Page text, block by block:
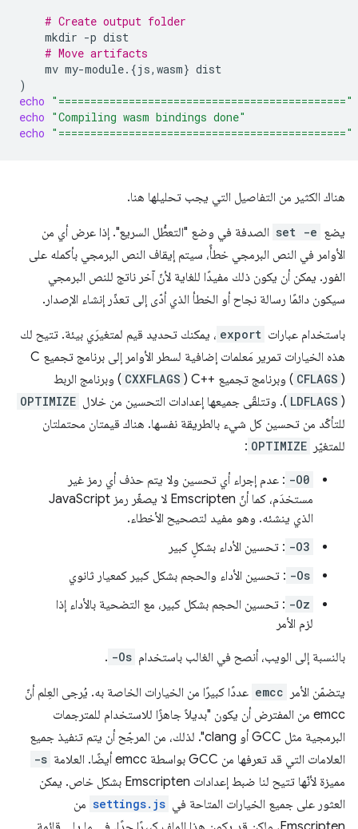
# Create output folder
mkdir -p
# Move artifacts
mv my-module. {js,wasm}
)
echo "============================================="
echo "Compiling wasm bindings done"
echo "============================================="
هناك الكثير من التفاصيل التي يجب تحليلها هنا.
يضع set -e الصدفة في وضع "التعطُّل السريع". إذا عرض أي من
الأوامر في النص البرمجي خطأً، سيتم إيقاف النص البرمجي بأكمله على
الفور. يمكن أن يكون ذلك مفيدًا للغاية لأنّ آخر ناتج للنص البرمجي
سيكون دائمًا رسالة نجاح أو الخطأ الذي أدّى إلى تعذّر إنشاء الإصدار.
باستخدام عبارات export ، يمكنك تحديد قيم لمتغيرَي بيئة. تتيح لك
هذه الخيارات تمرير مَعلمات إضافية لسطر الأوامر إلى برنامج تجميع C
(
CFLAGS ) وبرنامج تجميع C++‎ ( CXXFLAGS ) وبرنامج الربط
(
LDFLAGS ). وتتلقّى جميعها إعدادات التحسين من خلال OPTIMIZE
للتأكّد من تحسين كل شيء بالطريقة نفسها. هناك قيمتان محتملتان
للمتغيّر OPTIMIZE
:
-O0 : عدم إجراء أي تحسين ولا يتم حذف أي رمز غير
مستخدَم، كما أنّ Emscripten لا يصغّر رمز JavaScript
الذي ينشئه. وهو مفيد لتصحيح الأخطاء.
-O3 : تحسين الأداء بشكلٍ كبير
-Os : تحسين الأداء والحجم بشكل كبير كمعيار ثانوي
-Oz : تحسين الحجم بشكل كبير، مع التضحية بالأداء إذا
لزم الأمر
بالنسبة إلى الويب، أنصح في الغالب باستخدام -Os
.
يتضمّن الأمر emcc عددًا كبيرًا من الخيارات الخاصة به. يُرجى العِلم أنّ
emcc من المفترض أن يكون "بديلاً جاهزًا للاستخدام للمترجمات
البرمجية مثل GCC أو clang". لذلك، من المرجّح أن يتم تنفيذ جميع
العلامات التي قد تعرفها من GCC بواسطة emcc أيضًا. العلامة
-s
مميزة لأنّها تتيح لنا ضبط إعدادات Emscripten بشكل خاص. يمكن
العثور على جميع الخيارات المتاحة في settings.js من